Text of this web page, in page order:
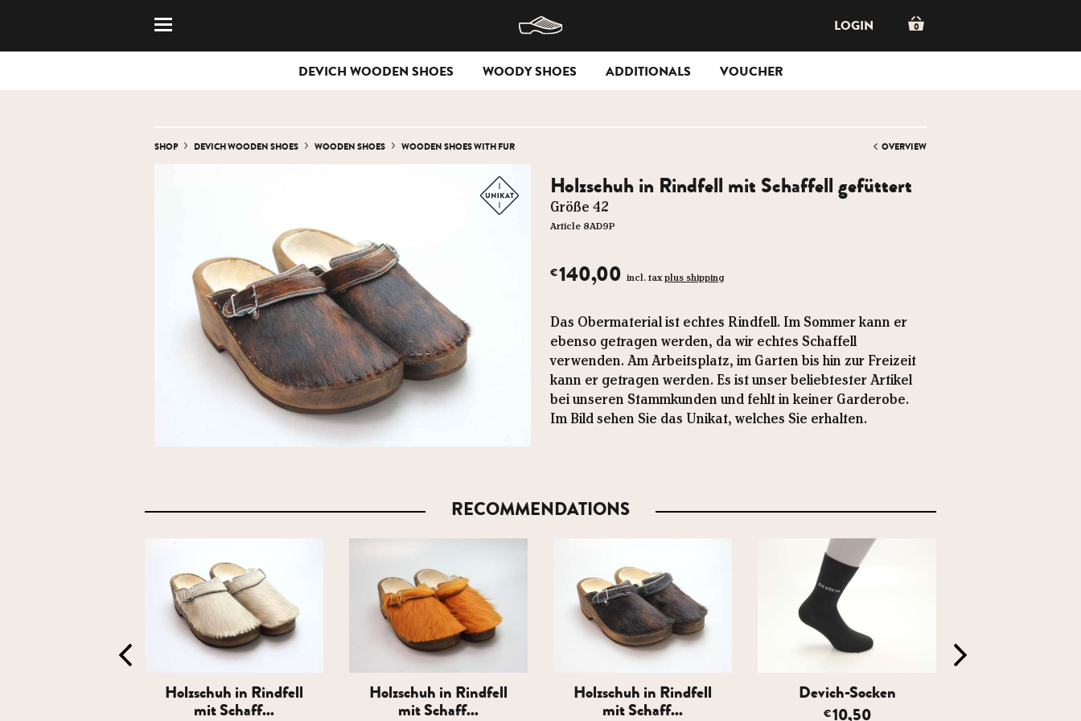
0
LOGIN
DEVICH WOODEN SHOES WOODY SHOES ADDITIONALS VOUCHER
SHOP DEVICH WOODEN SHOES WOODEN SHOES WOODEN SHOES WITH FUR OVERVIEW
Holzschuh in Rindfell mit Schaffell gefüttert
Größe 42
Article 8AD9P
€140,00 incl. taxplus shipping
Das Obermaterial ist echtes Rindfell. Im Sommer kann er
ebenso getragen werden, da wir echtes Schaffell
verwenden. Am Arbeitsplatz, im Garten bis hin zur Freizeit
kann er getragen werden. Es ist unser beliebtester Artikel
bei unseren Stammkunden und fehlt in keiner Garderobe.
Im Bild sehen Sie das Unikat, welches Sie erhalten.
RECOMMENDATIONS
Holzschuh in Rindfell
mit Schaff...
Holzschuh in Rindfell
mit Schaff...
Holzschuh in Rindfell
mit Schaff...
Devich-Socken
€10,50